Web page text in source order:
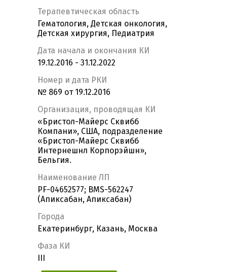
Терапевтическая область
Гематология, Детская онкология,
Детская хирургия, Педиатрия
Дата начала и окончания КИ
19.12.2016 - 31.12.2022
Номер и дата РКИ
№ 869 от 19.12.2016
Организация, проводящая КИ
«Бристол-Майерс Сквибб
Компани», США, подразделение
«Бристол-Майерс Сквибб
Интернешнл Корпорэйшн»,
Бельгия.
Наименование ЛП
PF-04652577; BMS-562247
(Апиксабан, Апиксабан)
Города
Екатеринбург, Казань, Москва
Фаза КИ